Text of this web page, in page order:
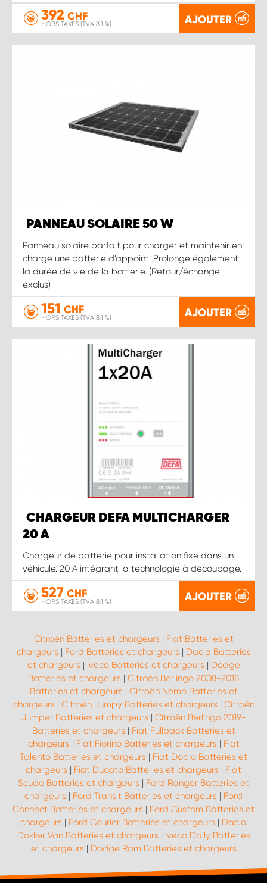
392 CHF
HORS TAXES (TVA 8.1 %) AJOUTER
PANNEAU SOLAIRE 50 W
Panneau solaire parfait pour charger et maintenir en
charge une batterie d’appoint. Prolonge également
la durée de vie de la batterie. (Retour/échange
exclus)
151 CHF
HORS TAXES (TVA 8.1 %) AJOUTER
CHARGEUR DEFA MULTICHARGER
20 A
Chargeur de batterie pour installation fixe dans un
véhicule. 20 A intégrant la technologie à découpage.
527 CHF
HORS TAXES (TVA 8.1 %) AJOUTER
Citroën Batteries et chargeurs | Fiat Batteries et
chargeurs | Ford Batteries et chargeurs | Dacia Batteries
et chargeurs | Iveco Batteries et chargeurs | Dodge
Batteries et chargeurs | Citroën Berlingo 2008-2018
Batteries et chargeurs | Citroën Nemo Batteries et
chargeurs | Citroën Jumpy Batteries et chargeurs | Citroën
Jumper Batteries et chargeurs | Citroën Berlingo 2019-
Batteries et chargeurs | Fiat Fullback Batteries et
chargeurs | Fiat Fiorino Batteries et chargeurs | Fiat
Talento Batteries et chargeurs | Fiat Doblo Batteries et
chargeurs | Fiat Ducato Batteries et chargeurs | Fiat
Scudo Batteries et chargeurs | Ford Ranger Batteries et
chargeurs | Ford Transit Batteries et chargeurs | Ford
Connect Batteries et chargeurs | Ford Custom Batteries et
chargeurs | Ford Courier Batteries et chargeurs | Dacia
Dokker Van Batteries et chargeurs | Iveco Daily Batteries
et chargeurs | Dodge Ram Batteries et chargeurs